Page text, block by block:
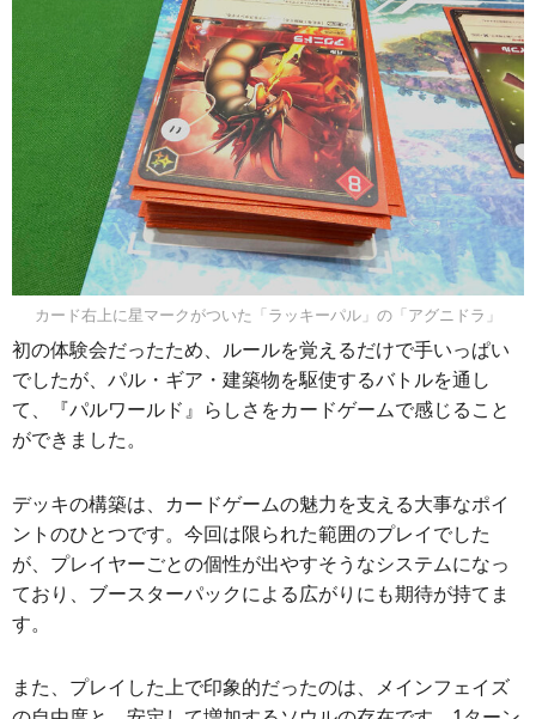
カード右上に星マークがついた「ラッキーパル」の「アグニドラ」
初の体験会だったため、ルールを覚えるだけで手いっぱい
でしたが、パル・ギア・建築物を駆使するバトルを通し
て、『パルワールド』らしさをカードゲームで感じること
ができました。
デッキの構築は、カードゲームの魅力を支える大事なポイ
ントのひとつです。今回は限られた範囲のプレイでした
が、プレイヤーごとの個性が出やすそうなシステムになっ
ており、ブースターパックによる広がりにも期待が持てま
す。
また、プレイした上で印象的だったのは、メインフェイズ